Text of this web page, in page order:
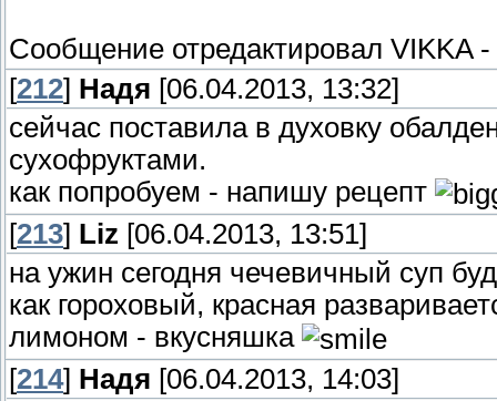
Сообщение отредактировал VIKKA-
[212] Надя [06.04.2013, 13:32]
сейчас поставила в духовку
сухофруктами.
как попробуем - напишу рецепт
[213] Liz [06.04.2013, 13:51]
на ужин сегодня чечевичный суп
как гороховый, красная
лимоном - вкусняшка
[214] Надя [06.04.2013, 14:03]